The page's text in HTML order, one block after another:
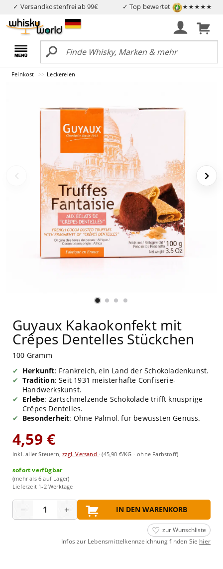
✓ Versandkostenfrei ab 99€ ✓ Top bewertet ★★★★★
Feinkost Leckereien
Guyaux Kakaokonfekt mit
Crêpes Dentelles Stückchen
100 Gramm
Herkunft: Frankreich, ein Land der Schokoladenkunst.
Tradition: Seit 1931 meisterhafte Confiserie-
Handwerkskunst.
Erlebe: Zartschmelzende Schokolade trifft knusprige
Crêpes Dentelles.
Besonderheit: Ohne Palmöl, für bewussten Genuss.
4,59 €
inkl. aller Steuern,zzgl. Versand ·(45,90 €/KG - ohne Farbstoff)
sofort verfügbar
(mehr als 6 auf Lager)
Lieferzeit 1-2 Werktage
− + IN DEN WARENKORB
zur Wunschliste
Infos zur Lebensmittelkennzeichnung finden Sie hier